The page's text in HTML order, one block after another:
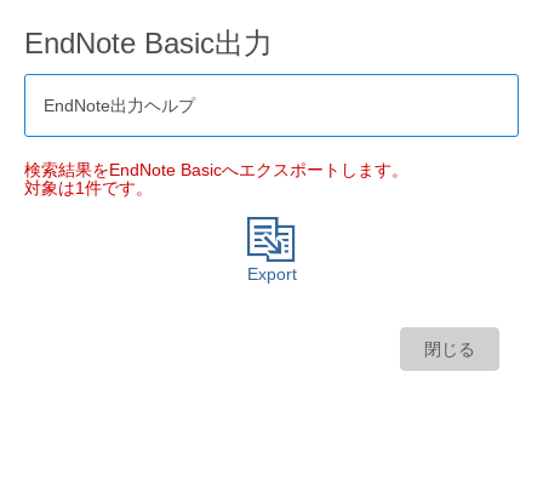
EndNote Basic出力
EndNote出力ヘルプ
検索結果をEndNote Basicへエクスポートします。
対象は1件です。
Export